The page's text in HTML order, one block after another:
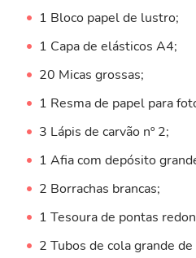
1 Bloco papel de lustro;
1 Capa de elásticos A4;
20 Micas grossas;
1 Resma de papel para
3 Lápis de carvão nº 2;
1 Afia com depósito
2 Borrachas brancas;
1 Tesoura de pontas
2 Tubos de cola grande